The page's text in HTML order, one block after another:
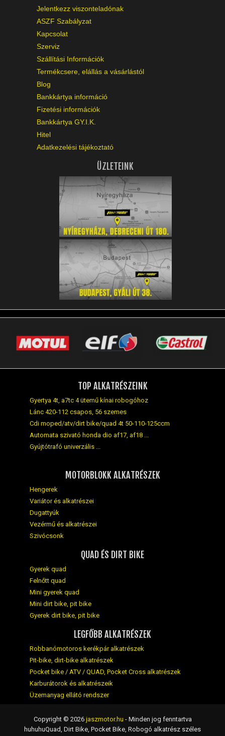
Jelentkezz viszonteladónak
ASZF Szabályzat
Kapcsolat
Szerviz
Szállítási Információk
Termékcsere, elállás a vásárlástól
Blog
Bankkártya információ
Fizetési információk
Bankkártya GY.I.K.
Hitel
Adatkezelési tájékoztató
ÜZLETEINK
TOP ALKATRÉSZEINK
Gyertya 4t, a7tc 4 ütemű kínai robogóhoz
Lánc 420-112 csapos, 56 szemes
Cdi moped/atv/dirt bike/quad 4t 50-110-125ccm
Automata szivató honda dio af17, af18 ...
Gyújtótrafó univerzális ...
MOTORBLOKK ALKATRÉSZEK
Hengerek
Variátor és alkatrészei
Dugattyúk
Vezérmű és alkatrészei
Szivócsonk
QUAD ÉS DIRT BIKE
Gyerek quad
Felnőtt quad
Mini gyerek quad
Mini dirt bike, pit bike
Gyerek dirt bike, pit bike
LEGFŐBB ALKATRÉSZEK
Robbanómotoros kerékpár alkatrészek
Pit-bike, dirt-bike alkatrészek
Pocket bike / ATV / QUAD, Pocket Cross alkatrészek
Karburátorok és alkatrészeik
Üzemanyag ellátó rendszer
Copyright © 2026 jaszmotor.hu - Minden jog fenntartva
huhuhuQuad, Dirt Bike, Pocket Bike, Robogó alkatrész széles